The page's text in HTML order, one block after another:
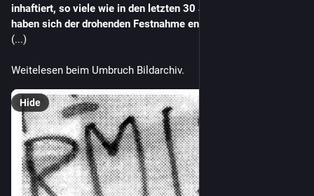
inhaftiert, so viele wie in den letzten 30 Jahren nicht, andere
haben sich der drohenden Festnahme entzogen.
(...)
Weitelesen beim Umbruch Bildarchiv.
Hide